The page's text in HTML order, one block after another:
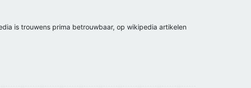
is trouwens prima betrouwbaar, op wikipedia artikelen